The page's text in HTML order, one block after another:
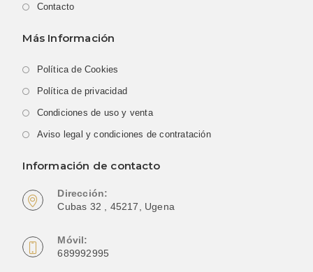
Contacto
Más Información
Política de Cookies
Política de privacidad
Condiciones de uso y venta
Aviso legal y condiciones de contratación
Información de contacto
Dirección:
Cubas 32 , 45217, Ugena
Móvil:
689992995